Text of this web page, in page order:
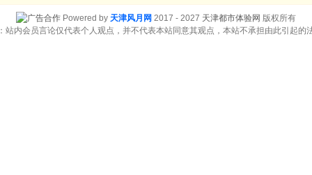
Powered by 天津风月网 2017 - 2027 天津都市体验网 版权所有
站内会员言论仅代表个人观点，并不代表本站同意其观点，本站不承担由此引起的